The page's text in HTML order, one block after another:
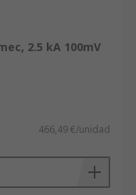
2.5 kA 100mV
466,49 €/unidad